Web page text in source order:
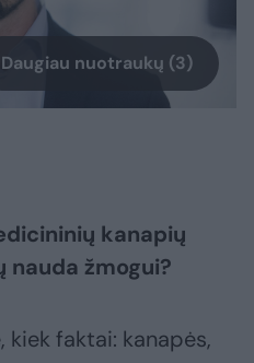
Daugiau nuotraukų (3)
kanapių
nauda žmogui?
kiek faktai: kanapės,